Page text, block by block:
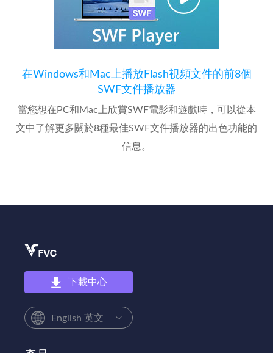
在Windows和Mac上播放Flash視頻文件的前8個
SWF文件播放器
當您想在PC和Mac上欣賞SWF電影和遊戲時，可以從本
文中了解更多關於8種最佳SWF文件播放器的出色功能的
信息。
下載中心
English 英文